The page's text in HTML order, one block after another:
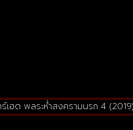
เฮด พลระห่ำสงครามนรก 4